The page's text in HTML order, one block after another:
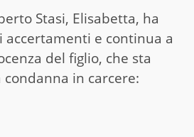
Stasi, Elisabetta, ha
accertamenti e continua a
del figlio, che sta
in carcere: